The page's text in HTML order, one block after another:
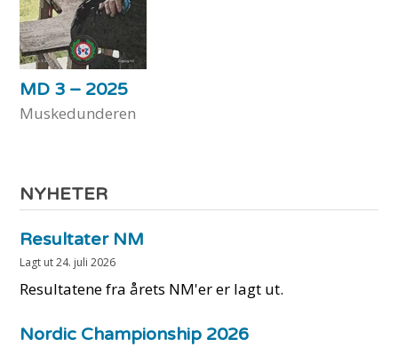
MD 3 – 2025
Muskedunderen
NYHETER
Resultater NM
Lagt ut24. juli 2026
Resultatene fra årets NM'er er lagt ut.
Nordic Championship 2026